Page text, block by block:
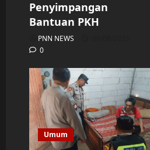
Penyimpangan
Bantuan PKH
PNN NEWS
0
Umum